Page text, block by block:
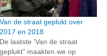
Van de straat geplukt over
2017 en 2018
De laatste 'Van de straat
geplukt" maakten we op